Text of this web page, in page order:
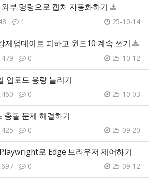
부 명령으로 캡처 자동화하기
1 25-10-14
제업데이트 피하고 윈도10 계속 쓰기
0 25-10-12
업로드 용량 늘리기
0 25-10-03
충돌 문제 해결하기
0 25-09-20
로 Edge 브라우저 제어하기
0 25-09-12